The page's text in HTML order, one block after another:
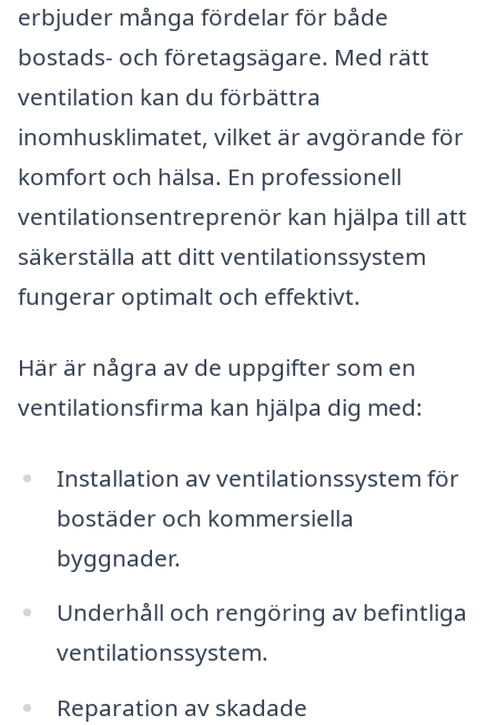
erbjuder många fördelar för både
bostads- och företagsägare. Med rätt
ventilation kan du förbättra
inomhusklimatet, vilket är avgörande för
komfort och hälsa. En professionell
ventilationsentreprenör kan hjälpa till att
säkerställa att ditt ventilationssystem
fungerar optimalt och effektivt.
Här är några av de uppgifter som en
ventilationsfirma kan hjälpa dig med:
Installation av ventilationssystem för
bostäder och kommersiella
byggnader.
Underhåll och rengöring av befintliga
ventilationssystem.
Reparation av skadade